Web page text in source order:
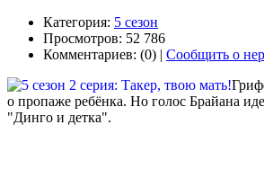
Категория: 5 сезон
Просмотров: 52 786
Комментариев: (0) | Сообщить о
о пропаже ребёнка. Но голос Брайана
"Динго и детка".